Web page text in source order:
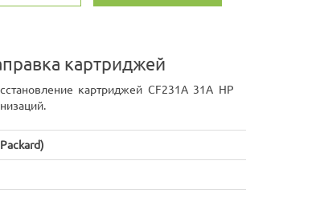
картриджей
картриджей CF231A 31A HP